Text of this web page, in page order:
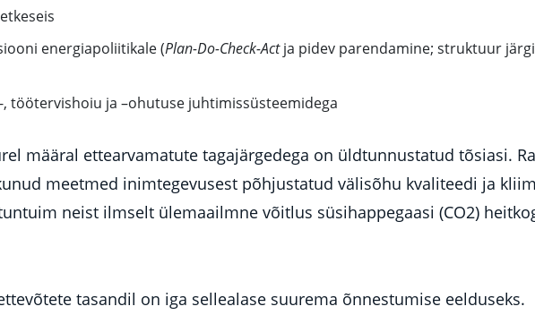
energiapoliitikale (Plan-Do-Check-Actja pidev parendamine; struktuur
töötervishoiu ja –ohutuse juhtimissüsteemidega
määral ettearvamatute tagajärgedega on üldtunnustatud tõsiasi.
meetmed inimtegevusest põhjustatud välisõhu kvaliteedi ja
neist ilmselt ülemaailmne võitlus süsihappegaasi (CO2)
tasandil on iga sellealase suurema õnnestumise eelduseks.